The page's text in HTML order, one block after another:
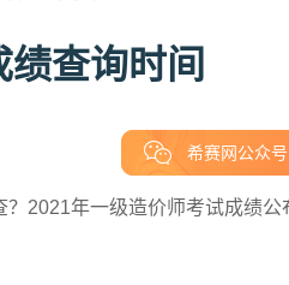
查询时间
希赛网公众号
2021年一级造价师考试成绩